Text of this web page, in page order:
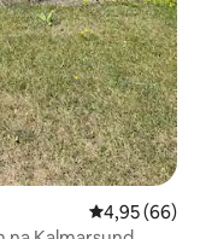
Průměrné
4,95 (66)